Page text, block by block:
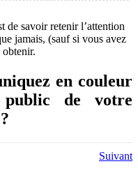
de savoir retenir l’attention
jamais, (sauf si vous avez
en couleur
de votre
Suivant